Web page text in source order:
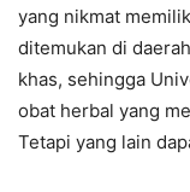
yang nikmat
ditemukan di
khas, sehingga
obat herbal yang
Tetapi yang lain